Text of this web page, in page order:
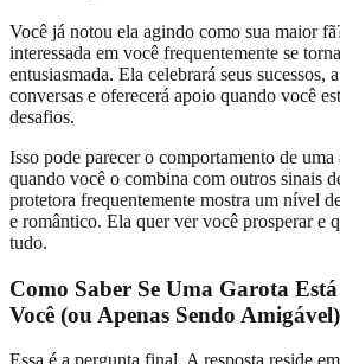
Você já notou ela agindo como sua maior
interessada em você frequentemente se
entusiasmada. Ela celebrará seus sucessos,
conversas e oferecerá apoio quando você
desafios.
Isso pode parecer o comportamento de
quando você o combina com outros sinais
protetora frequentemente mostra um nível
e romântico. Ela quer ver você prosperar e
tudo.
Como Saber Se Uma Garota
Você (ou Apenas Sendo Amigável)